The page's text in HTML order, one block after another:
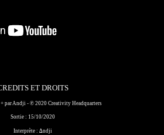
ET DROITS
par Andji - ℗ 2020 Creativity Headquarters
Sortie : 15/10/2020
Interprète : ∆ndji